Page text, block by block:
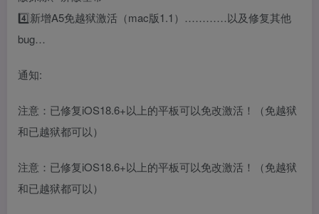
4️⃣新增A5免越狱激活（mac版1.1）…………以及修复其他
bug…
通知:
注意：已修复iOS18.6+以上的平板可以免改激活！（免越狱
和已越狱都可以）
注意：已修复iOS18.6+以上的平板可以免改激活！（免越狱
和已越狱都可以）